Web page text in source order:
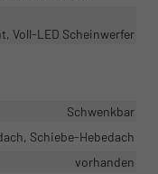
Voll-LED Scheinwerfer
Schwenkbar
Schiebe-Hebedach
vorhanden